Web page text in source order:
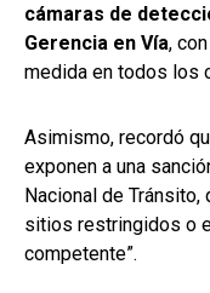
cámaras de
Gerencia en Vía,
medida en todos los
Asimismo, recordó
exponen a una
Nacional de
sitios restringidos o
competente”.